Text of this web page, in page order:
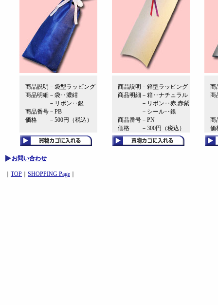
商品説明－袋型ラッピング
商品明細－袋‥濃紺
－リボン‥銀
商品番号－PB
価格 －500円（税込）
商品説明－箱型ラッピング
商品明細－箱‥ナチュラル
－リボン‥赤,赤紫
－シール‥銀
商品番号－PN
価格 －300円（税込）
商
商
商
価
お問い合わせ
TOP SHOPPING Page